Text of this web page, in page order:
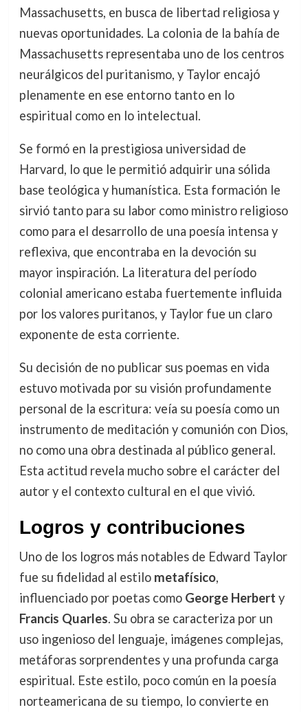
Massachusetts, en busca de libertad religiosa y
nuevas oportunidades. La colonia de la bahía de
Massachusetts representaba uno de los centros
neurálgicos del puritanismo, y Taylor encajó
plenamente en ese entorno tanto en lo
espiritual como en lo intelectual.
Se formó en la prestigiosa universidad de
Harvard, lo que le permitió adquirir una sólida
base teológica y humanística. Esta formación le
sirvió tanto para su labor como ministro religioso
como para el desarrollo de una poesía intensa y
reflexiva, que encontraba en la devoción su
mayor inspiración. La literatura del período
colonial americano estaba fuertemente influida
por los valores puritanos, y Taylor fue un claro
exponente de esta corriente.
Su decisión de no publicar sus poemas en vida
estuvo motivada por su visión profundamente
personal de la escritura: veía su poesía como un
instrumento de meditación y comunión con Dios,
no como una obra destinada al público general.
Esta actitud revela mucho sobre el carácter del
autor y el contexto cultural en el que vivió.
Logros y contribuciones
Uno de los logros más notables de Edward Taylor
fue su fidelidad al estilo metafísico,
influenciado por poetas como George Herbert y
Francis Quarles. Su obra se caracteriza por un
uso ingenioso del lenguaje, imágenes complejas,
metáforas sorprendentes y una profunda carga
espiritual. Este estilo, poco común en la poesía
norteamericana de su tiempo, lo convierte en